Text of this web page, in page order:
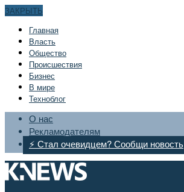
ЗАКРЫТЬ
Главная
Bласть
Общество
Происшествия
Бизнес
В мире
Техноблог
О нас
Рекламодателям
⚡ Стал очевидцем? Сообщи новость